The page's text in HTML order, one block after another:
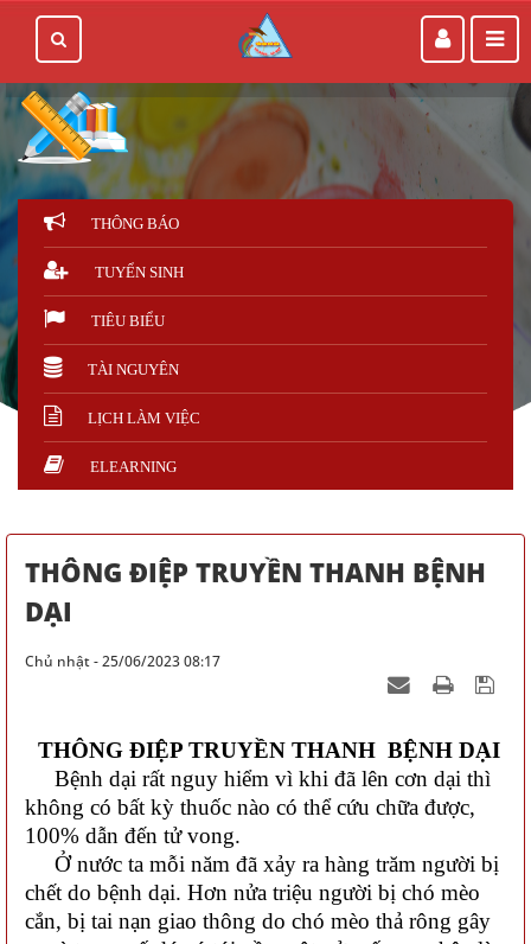
THÔNG BÁO
TUYỂN SINH
TIÊU BIỂU
TÀI NGUYÊN
LỊCH LÀM VIỆC
ELEARNING
THÔNG ĐIỆP TRUYỀN THANH BỆNH
DẠI
Chủ nhật - 25/06/2023 08:17
THÔNG ĐIỆP TRUYỀN THANH BỆNH DẠI
Bệnh dại rất nguy hiểm vì khi đã lên cơn dại thì
không có bất kỳ thuốc nào có thể cứu chữa được,
100% dẫn đến tử vong.
Ở nước ta mỗi năm đã xảy ra hàng trăm người bị
chết do bệnh dại. Hơn nửa triệu người bị chó mèo
cắn, bị tai nạn giao thông do chó mèo thả rông gây